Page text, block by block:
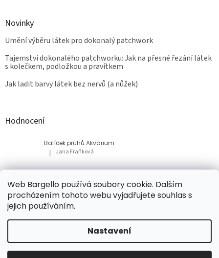
Web Bargello používá soubory cookie. Dalším
procházením tohoto webu vyjadřujete souhlas s
jejich používáním.
Nastavení
Novinky
Umění výběru látek pro dokonalý patchwork
Tajemství dokonalého patchworku: Jak na přesné řezání látek
s kolečkem, podložkou a pravítkem
Jak ladit barvy látek bez nervů (a nůžek)
Hodnocení
Balíček pruhů Akvárium
Hodnocení produktu je 5 z 5 hvězdiček.
| Jana Fraňková
Balíček Lesní med
Hodnocení produktu je 5 z 5 hvězdiček.
| Tatiana Bacikova
Vytvořil Shoptet